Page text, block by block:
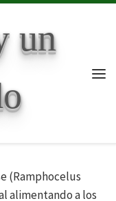
un
(Ramphocelus
alimentando a los